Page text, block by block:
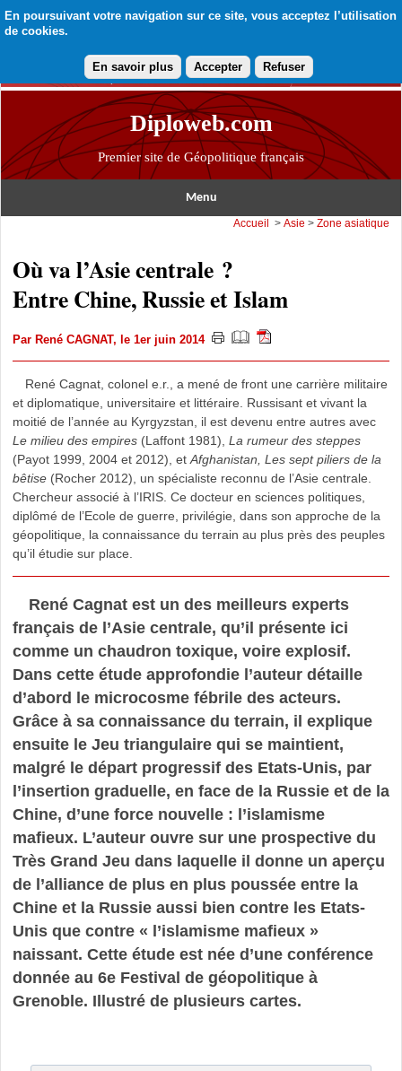
En poursuivant votre navigation sur ce site, vous acceptez l’utilisation
de cookies.
En savoir plus Accepter Refuser
Diploweb.com
Premier site de Géopolitique français
Menu
Accueil >Asie >Zone asiatique
Où va l’Asie centrale ?
Entre Chine, Russie et Islam
Par René CAGNAT, le 1er juin 2014
René Cagnat, colonel e.r., a mené de front une carrière militaire
et diplomatique, universitaire et littéraire. Russisant et vivant la
moitié de l’année au Kyrgyzstan, il est devenu entre autres avec
Le milieu des empires(Laffont 1981), La rumeur des steppes
(Payot 1999, 2004 et 2012), et Afghanistan, Les sept piliers de la
bêtise(Rocher 2012), un spécialiste reconnu de l’Asie centrale.
Chercheur associé à l’IRIS. Ce docteur en sciences politiques,
diplômé de l’Ecole de guerre, privilégie, dans son approche de la
géopolitique, la connaissance du terrain au plus près des peuples
qu’il étudie sur place.
René Cagnat est un des meilleurs experts
français de l’Asie centrale, qu’il présente ici
comme un chaudron toxique, voire explosif.
Dans cette étude approfondie l’auteur détaille
d’abord le microcosme fébrile des acteurs.
Grâce à sa connaissance du terrain, il explique
ensuite le Jeu triangulaire qui se maintient,
malgré le départ progressif des Etats-Unis, par
l’insertion graduelle, en face de la Russie et de la
Chine, d’une force nouvelle : l’islamisme
mafieux. L’auteur ouvre sur une prospective du
Très Grand Jeu dans laquelle il donne un aperçu
de l’alliance de plus en plus poussée entre la
Chine et la Russie aussi bien contre les Etats-
Unis que contre « l’islamisme mafieux »
naissant. Cette étude est née d’une conférence
donnée au 6e Festival de géopolitique à
Grenoble. Illustré de plusieurs cartes.